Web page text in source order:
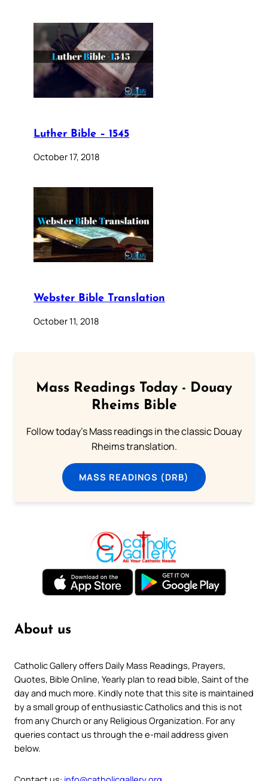
Luther Bible – 1545
October 17, 2018
Webster Bible Translation
October 11, 2018
Mass Readings Today - Douay
Rheims Bible
Follow today's Mass readings in the classic Douay
Rheims translation.
MASS READINGS (DRB)
About us
Catholic Gallery offers Daily Mass Readings, Prayers,
Quotes, Bible Online, Yearly plan to read bible, Saint of the
day and much more. Kindly note that this site is maintained
by a small group of enthusiastic Catholics and this is not
from any Church or any Religious Organization. For any
queries contact us through the e-mail address given
below.